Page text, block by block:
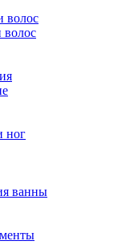
волос
волос
ног
ванны